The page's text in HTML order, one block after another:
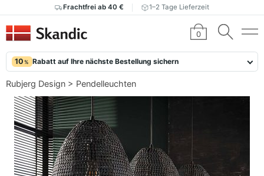
Frachtfrei ab 40 € 1–2 Tage Lieferzeit
0
10 % Rabatt auf Ihre nächste Bestellung sichern
Rubjerg Design > Pendelleuchten